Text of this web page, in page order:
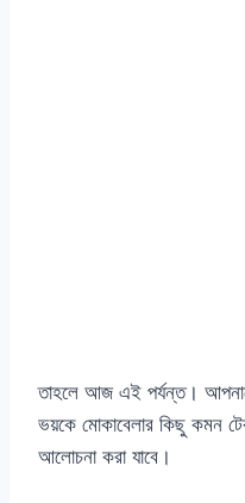
তাহলে আজ এই পর্যন্ত।
ভয়কে মোকাবেলার কিছু কমন
আলোচনা করা যাবে।